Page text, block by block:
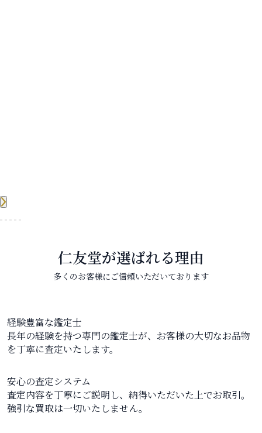
仁友堂が選ばれる理由
多くのお客様にご信頼いただいております
経験豊富な鑑定士
長年の経験を持つ専門の鑑定士が、お客様の大切なお品物
を丁寧に査定いたします。
安心の査定システム
査定内容を丁寧にご説明し、納得いただいた上でお取引。
強引な買取は一切いたしません。